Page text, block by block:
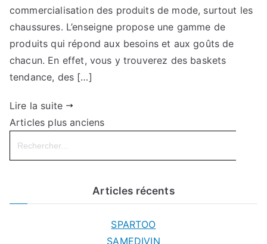
commercialisation des produits de mode, surtout les
chaussures. L’enseigne propose une gamme de
produits qui répond aux besoins et aux goûts de
chacun. En effet, vous y trouverez des baskets
tendance, des […]
Lire la suite
Articles plus anciens
Search
for:
Articles récents
SPARTOO
SAMEDIVIN